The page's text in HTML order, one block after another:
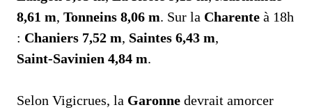
8,61 m, Tonneins 8,06 m. Sur la Charente à 18h
: Chaniers 7,52 m, Saintes 6,43 m,
Saint‑Savinien 4,84 m.
Selon Vigicrues, la Garonne devrait amorcer